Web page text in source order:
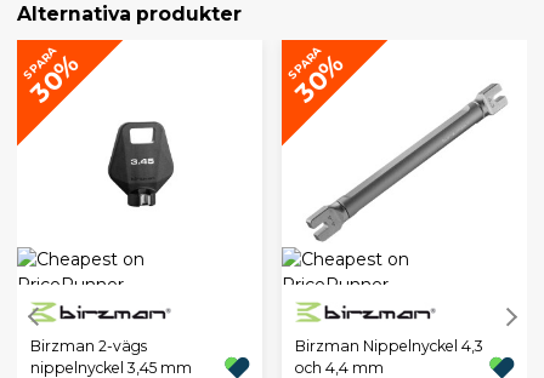
Alternativa produkter
SPARA
30%
Birzman 2-vägs
nippelnyckel 3,45 mm
SPARA
30%
Birzman Nippelnyckel 4,3
och 4,4 mm